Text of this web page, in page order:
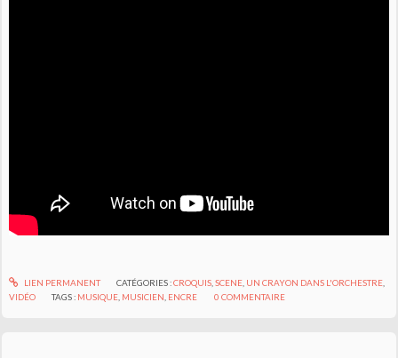
LIEN PERMANENT CATÉGORIES :CROQUIS, SCENE, UN CRAYON DANS L'ORCHESTRE,
VIDÉO
TAGS : MUSIQUE MUSICIEN ENCRE 0 COMMENTAIRE